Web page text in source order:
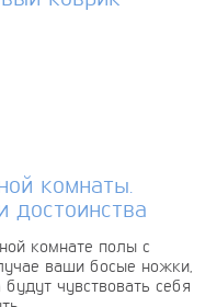
комнаты.
достоинства
комнате полы с
ваши босые ножки,
чувствовать себя